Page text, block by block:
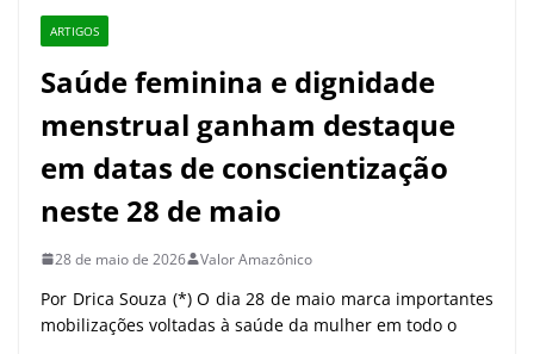
ARTIGOS
Saúde feminina e dignidade
menstrual ganham destaque
em datas de conscientização
neste 28 de maio
28 de maio de 2026 Valor Amazônico
Por Drica Souza (*) O dia 28 de maio marca importantes
mobilizações voltadas à saúde da mulher em todo o